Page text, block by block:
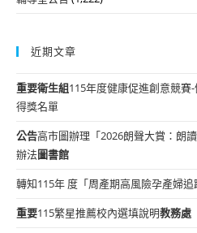
近期文章
重要衛生組115年度健康促進創意競
得獎名單
公告高市圖辦理「2026朗聲大賞：朗
辦法圖書館
轉知115年 度「周產期高風險孕產婦追
重要115繁星推薦校內選填說明教務處